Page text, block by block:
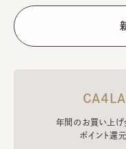
年間のお買い上げ
ポイント還